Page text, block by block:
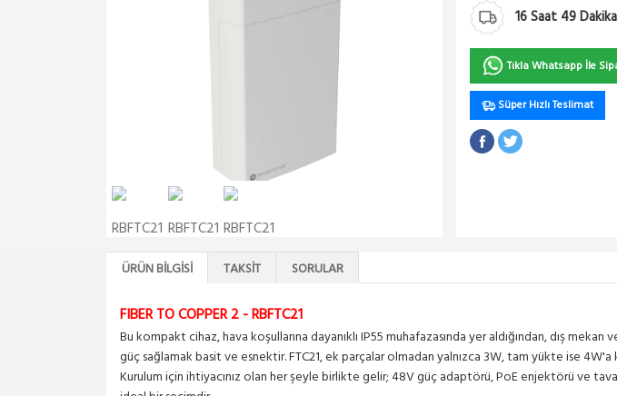
16Saat 49Dakika
Tıkla Whatsapp İle
Süper Hızlı Teslimat
ÜRÜN BILGISI TAKSIT SORULAR
FIBER TO COPPER 2 - RBFTC21
Bu kompakt cihaz, hava koşullarına dayanıklı IP55 muhafazasında yer aldığından, dış
güç sağlamak basit ve esnektir. FTC21, ek parçalar olmadan yalnızca 3W, tam yükte ise
Kurulum için ihtiyacınız olan her şeyle birlikte gelir; 48V güç adaptörü, PoE enjektörü ve